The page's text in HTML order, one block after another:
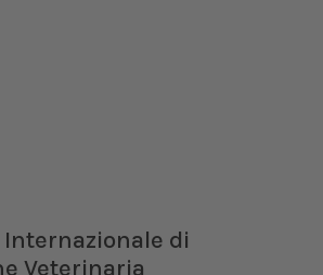
di
Veterinaria